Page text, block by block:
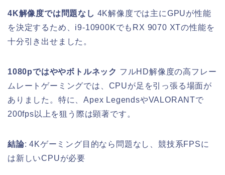
4K解像度では問題なし 4K解像度では主にGPUが性能
を決定するため、i9-10900KでもRX 9070 XTの性能を
十分引き出せました。
1080pではややボトルネック フルHD解像度の高フレー
ムレートゲーミングでは、CPUが足を引っ張る場面が
ありました。特に、Apex LegendsやVALORANTで
200fps以上を狙う際は顕著です。
結論: 4Kゲーミング目的なら問題なし、競技系FPSに
は新しいCPUが必要